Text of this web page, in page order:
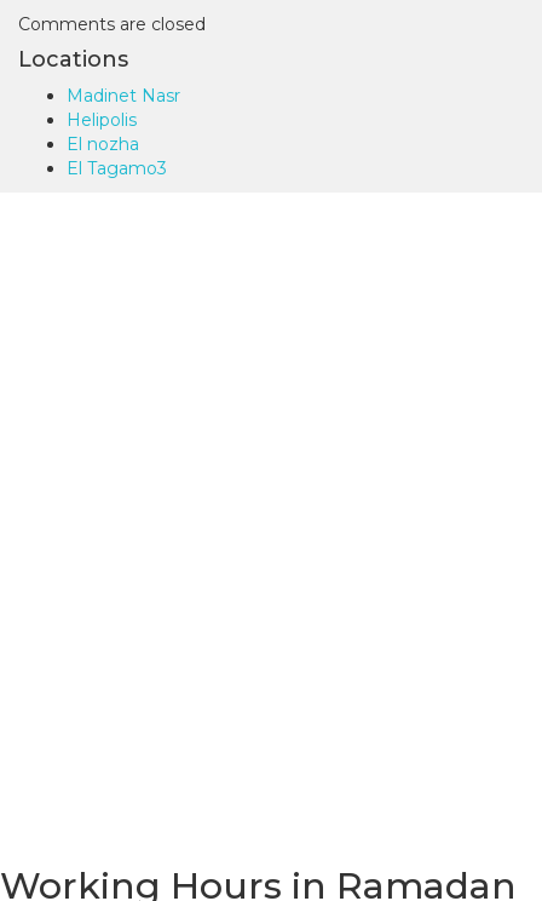
Comments are closed
Locations
Madinet Nasr
Helipolis
El nozha
El Tagamo3
Working Hours in Ramadan